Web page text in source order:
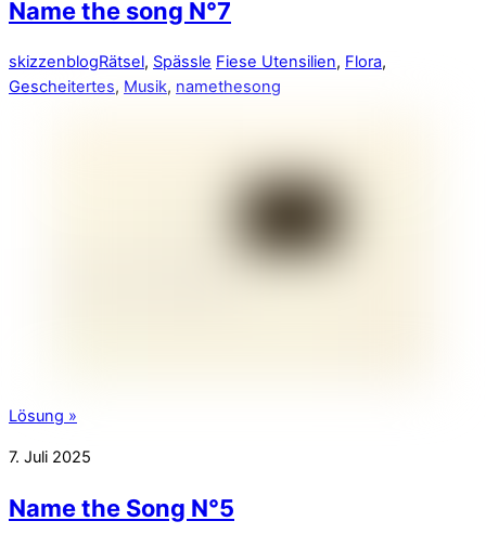
Name the song N°7
skizzenblogRätsel, Spässle Fiese Utensilien, Flora,
Gescheitertes, Musik, namethesong
Lösung »
7. Juli 2025
Name the Song N°5